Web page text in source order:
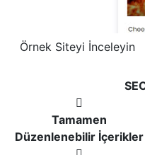
Örnek Siteyi İnceleyin
Tamamen
Düzenlenebilir İçerikler